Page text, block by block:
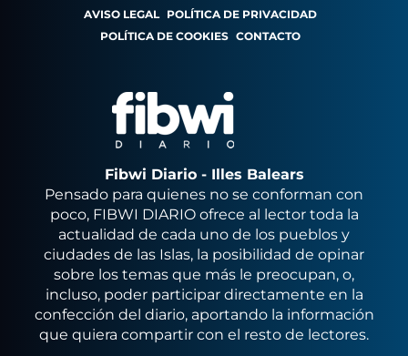
AVISO LEGAL POLÍTICA DE PRIVACIDAD
POLÍTICA DE COOKIES CONTACTO
Fibwi Diario - Illes Balears
Pensado para quienes no se conforman con
poco, FIBWI DIARIO ofrece al lector toda la
actualidad de cada uno de los pueblos y
ciudades de las Islas, la posibilidad de opinar
sobre los temas que más le preocupan, o,
incluso, poder participar directamente en la
confección del diario, aportando la información
que quiera compartir con el resto de lectores.